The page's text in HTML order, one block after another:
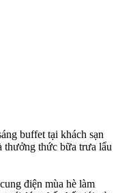
buffet tại khách sạn
thưởng thức bữa trưa lẩu
điện mùa hè làm